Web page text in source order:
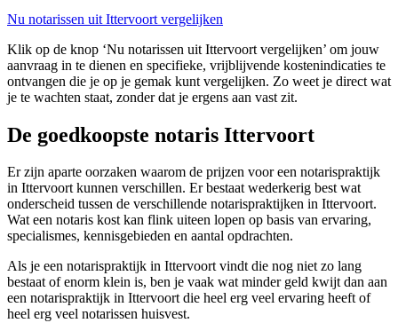
Nu notarissen uit Ittervoort vergelijken
Klik op de knop ‘Nu notarissen uit Ittervoort vergelijken’ om jouw
aanvraag in te dienen en specifieke, vrijblijvende kostenindicaties te
ontvangen die je op je gemak kunt vergelijken. Zo weet je direct wat
je te wachten staat, zonder dat je ergens aan vast zit.
De goedkoopste notaris Ittervoort
Er zijn aparte oorzaken waarom de prijzen voor een notarispraktijk
in Ittervoort kunnen verschillen. Er bestaat wederkerig best wat
onderscheid tussen de verschillende notarispraktijken in Ittervoort.
Wat een notaris kost kan flink uiteen lopen op basis van ervaring,
specialismes, kennisgebieden en aantal opdrachten.
Als je een notarispraktijk in Ittervoort vindt die nog niet zo lang
bestaat of enorm klein is, ben je vaak wat minder geld kwijt dan aan
een notarispraktijk in Ittervoort die heel erg veel ervaring heeft of
heel erg veel notarissen huisvest.